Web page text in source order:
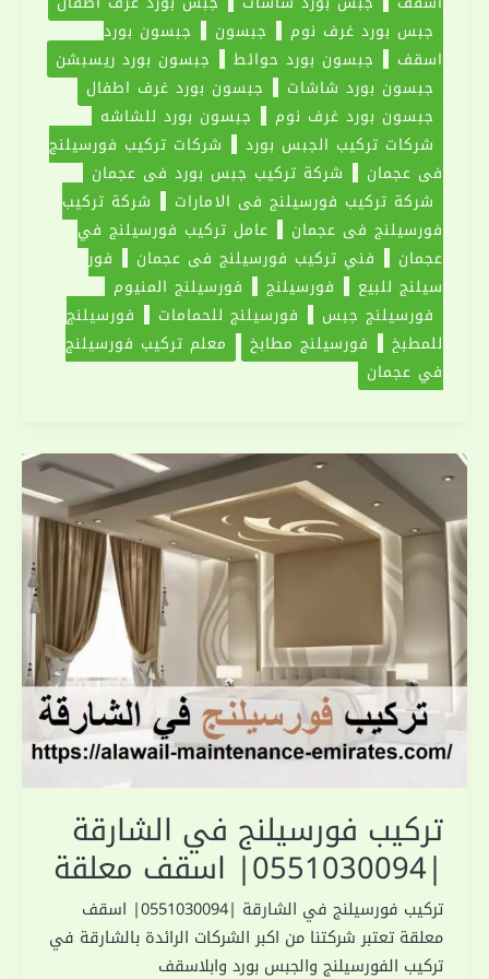
جبس بورد غرف نوم
جبسون
جبسون بورد
اسقف
جبسون بورد حوائط
جبسون بورد ريسبشن
جبسون بورد شاشات
جبسون بورد غرف اطفال
جبسون بورد غرف نوم
جبسون بورد للشاشه
شركات تركيب الجبس بورد
شركات تركيب فورسيلنج
في عجمان
شركة تركيب جبس بورد في عجمان
شركة تركيب فورسيلنج في الامارات
شركة تركيب
فورسيلنج في عجمان
عامل تركيب فورسيلنج في
عجمان
فني تركيب فورسيلنج في عجمان
فور
سيلنج للبيع
فورسيلنج
فورسيلنج المنيوم
فورسيلنج جبس
فورسيلنج للحمامات
فورسيلنج
للمطبخ
فورسيلنج مطابخ
معلم تركيب فورسيلنج
في عجمان
تركيب فورسيلنج في الشارقة
|0551030094| اسقف معلقة
تركيب فورسيلنج في الشارقة |0551030094| اسقف
معلقة تعتبر شركتنا من اكبر الشركات الرائدة بالشارقة في
تركيب الفورسيلنج والجبس بورد وابلاسقف